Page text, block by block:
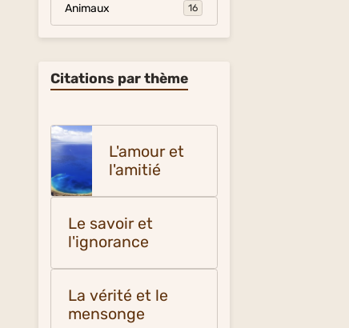
Animaux 16
Citations par thème
L'amour et
l'amitié
Le savoir et
l'ignorance
La vérité et le
mensonge